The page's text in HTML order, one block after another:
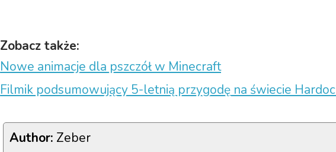
Zobacz także:
Nowe animacje dla pszczół w Minecraft
Filmik podsumowujący 5-letnią przygodę na świecie
Author: Zeber